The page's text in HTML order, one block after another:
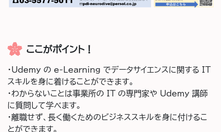
ここがポイント！
・Udemy の e‐Learning でデータサイエンスに関する IT
スキルを身に着けることができます。
・わからないことは事業所の IT の専門家や Udemy 講師
に質問して学べます。
・離職せず、長く働くためのビジネススキルを身に付けるこ
とができます。